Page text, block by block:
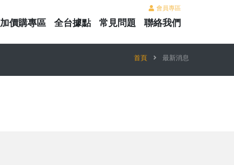
會員專區
加價購專區 全台據點 常見問題 聯絡我們
首頁 最新消息